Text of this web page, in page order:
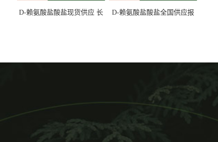
D-赖氨酸盐酸盐现货供应 长
D-赖氨酸盐酸盐全国供应报